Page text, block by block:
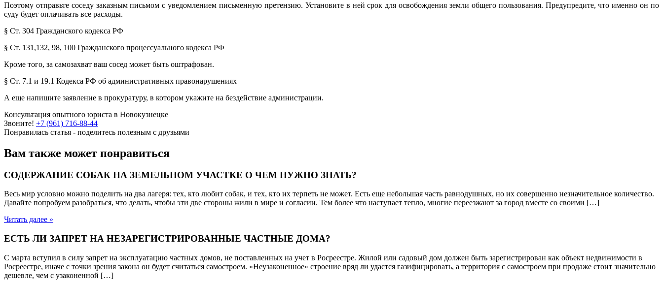
Поэтому отправьте соседу заказным письмом с уведом­лением письменную претензию. Установите в ней срок для освобождения земли общего пользования. Предупредите, что именно он по
суду будет оплачивать все расходы.
§ Ст. 304 Гражданского кодекса РФ
§ Ст. 131,132, 98, 100 Гражданского процессуального ко­декса РФ
Кроме того, за самозахват ваш сосед может быть оштрафо­ван.
§ Ст. 7.1 и 19.1 Кодекса РФ об административных правона­рушениях
А еще напишите заявление в прокуратуру, в котором укажите на бездействие администрации.
Консультация опытного юриста в Новокузнецке
Звоните! +7 (961) 716-88-44
Понравилась статья - поделитесь полезным с друзьями
Вам также может понравиться
СОДЕРЖАНИЕ СОБАК НА ЗЕМЕЛЬНОМ УЧАСТКЕ О ЧЕМ НУЖНО ЗНАТЬ?
Весь мир условно можно поделить на два лагеря: тех, кто любит собак, и тех, кто их терпеть не может. Есть еще небольшая часть равнодушных, но их совершенно незначительное количество.
Давайте попробуем разобраться, что делать, чтобы эти две стороны жили в мире и согласии. Тем более что наступает тепло, многие переезжают за город вместе со своими […]
Читать далее »
ЕСТЬ ЛИ ЗАПРЕТ НА НЕЗАРЕГИСТРИРОВАННЫЕ ЧАСТНЫЕ ДОМА?
С марта вступил в силу запрет на эксплуатацию частных домов, не поставленных на учет в Росреестре. Жилой или садовый дом должен быть зарегистрирован как объект недвижимости в
Росреестре, иначе с точки зрения закона он будет считаться самостроем. «Неузаконенное» строение вряд ли удастся газифицировать, а территория с самостроем при продаже стоит значительно
дешевле, чем с узаконенной […]